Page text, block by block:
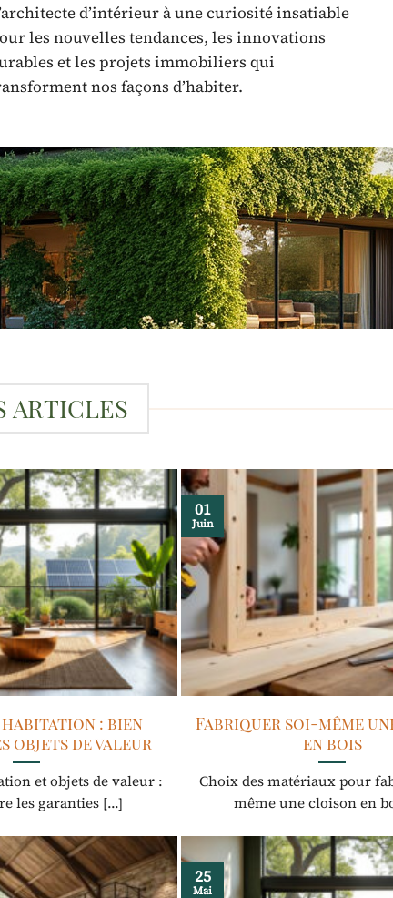
d’intérieur à une curiosité insatiable
les nouvelles tendances, les innovations
et les projets immobiliers qui
nos façons d’habiter.
ARTICLES
habitation : bien
objets de valeur
et objets de valeur :
les garanties [...]
Fabriquer soi-même
en bois
Choix des matériaux pour
même une cloison en
01
Juin
25
Mai